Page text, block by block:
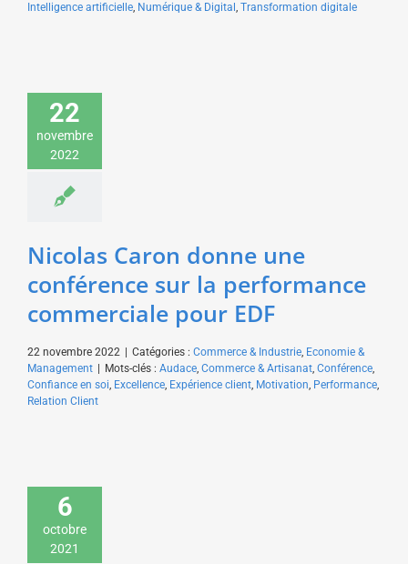
Intelligence artificielle, Numérique & Digital , Transformation digitale
22
novembre
2022
Nicolas Caron donne une
conférence sur la performance
commerciale pour EDF
22 novembre 2022 | Catégories : Commerce & Industrie, Economie &
Management | Mots-clés : Audace, Commerce & Artisanat, Conférence,
Confiance en soi, Excellence, Expérience client, Motivation, Performance,
Relation Client
6
octobre
2021